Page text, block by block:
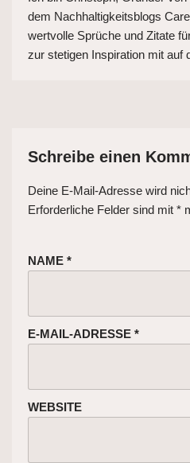
dem Nachhaltigkeitsblogs
wertvolle Sprüche und Zitate
zur stetigen Inspiration mit auf
Schreibe einen
Deine E-Mail-Adresse wird
Erforderliche Felder sind mit *
NAME *
E-MAIL-ADRESSE *
WEBSITE